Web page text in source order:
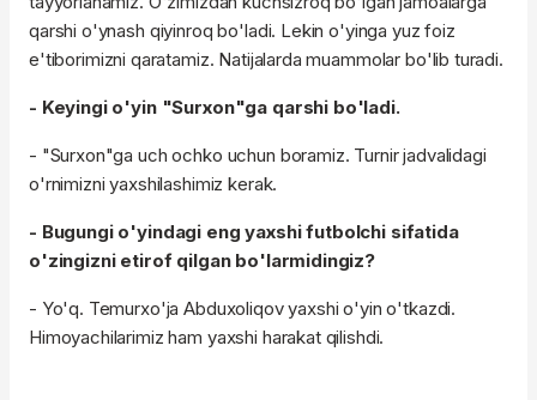
qarshi o'ynash qiyinroq bo'ladi. Lekin o'yinga yuz foiz
e'tiborimizni qaratamiz. Natijalarda muammolar bo'lib turadi.
- Keyingi o'yin "Surxon"ga qarshi bo'ladi.
- "Surxon"ga uch ochko uchun boramiz. Turnir jadvalidagi
o'rnimizni yaxshilashimiz kerak.
- Bugungi o'yindagi eng yaxshi futbolchi sifatida
o'zingizni etirof qilgan bo'larmidingiz?
- Yo'q. Temurxo'ja Abduxoliqov yaxshi o'yin o'tkazdi.
Himoyachilarimiz ham yaxshi harakat qilishdi.